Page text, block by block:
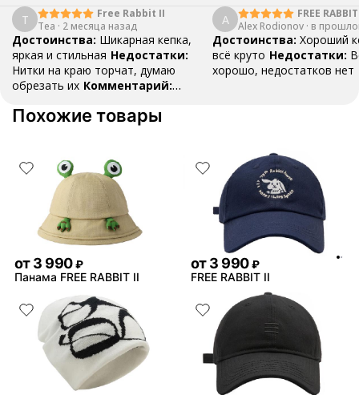
T
Free Rabbit II
Tea · 2 месяца назад
Достоинства: Шикарная кепка,
яркая и стильная Недостатки:
Нитки на краю торчат, думаю
обрезать их Комментарий:
вещам Ответ поддержки:
Благодарим за отзыв 🦄 Небольшое
могут быть на моделях, это не
является браком или дефектом
товара. Также, не скажется на
оригинальности или его
эксплуатации ❤️
A
FREE
Alex Rodionov · в
Достоинства: Хороший
всё круто Недостатки:
хорошо, недостатков нет
Похожие товары
от3 990 ₽
Панама FREE RABBIT II
от3 990 ₽
FREE RABBIT II